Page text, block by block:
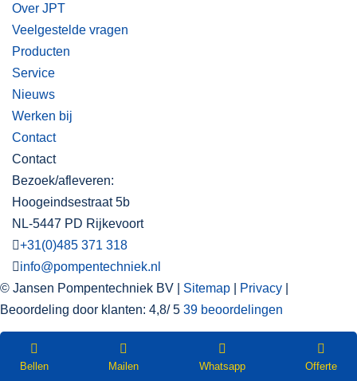
Over JPT
Veelgestelde vragen
Producten
Service
Nieuws
Werken bij
Contact
Contact
Bezoek/afleveren:
Hoogeindsestraat 5b
NL-5447 PD Rijkevoort
+31(0)485 371 318
info@pompentechniek.nl
© Jansen Pompentechniek BV | Sitemap Privacy
Beoordeling door klanten: 4,8/5 39 beoordelingen
WEBSHOP Nieuwsbrief
Bellen Mailen Whatsapp Offerte